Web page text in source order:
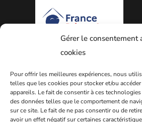
Gérer le consentement
cookies
Pour offrir les meilleures expériences, nous
telles que les cookies pour stocker et/ou
appareils. Le fait de consentir à ces
des données telles que le comportement de
sur ce site. Le fait de ne pas consentir ou de
avoir un effet négatif sur certaines
PLAN DE LA VILLE